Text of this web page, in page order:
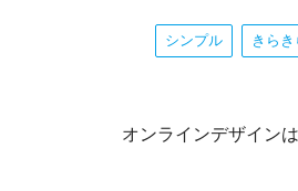
シンプル きらき
オンラインデザイン